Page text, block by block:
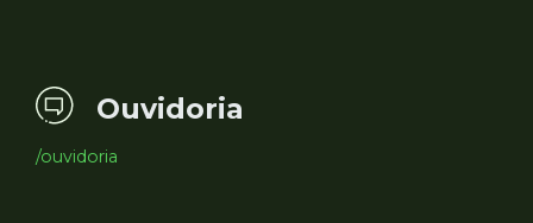
Ouvidoria
/ouvidoria